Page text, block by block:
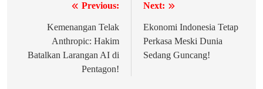
Previous:
Kemenangan Telak
Anthropic: Hakim
Batalkan Larangan AI di
Pentagon!
Next:
Ekonomi Indonesia Tetap
Perkasa Meski Dunia
Sedang Guncang!